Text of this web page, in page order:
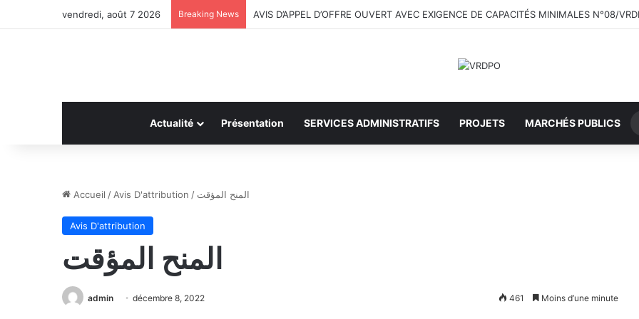
vendredi, août 7 2026 Breaking News AVIS D’APPEL D’OFFRE OUVERT AVEC EXIGENCE DE CAPACITÉS MINIMALES N°08/
Actualité Présentation SERVICES ADMINISTRATIFS PROJETS MARCHÉS PUBLICS
Accueil / Avis D'attribution / المنح المؤقت
Avis D'attribution
المنح المؤقت
admin décembre 8, 2022 461 Moins d’une minute